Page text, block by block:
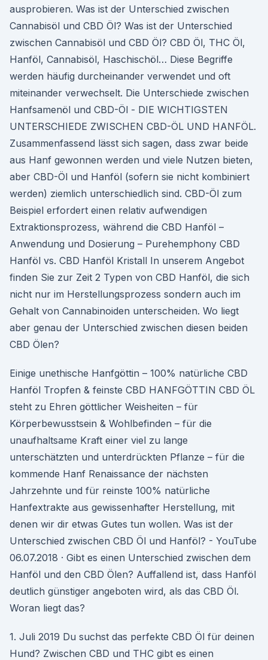
ausprobieren. Was ist der Unterschied zwischen
Cannabisöl und CBD Öl? Was ist der Unterschied
zwischen Cannabisöl und CBD Öl? CBD Öl, THC Öl,
Hanföl, Cannabisöl, Haschischöl… Diese Begriffe
werden häufig durcheinander verwendet und oft
miteinander verwechselt. Die Unterschiede zwischen
Hanfsamenöl und CBD-Öl - DIE WICHTIGSTEN
UNTERSCHIEDE ZWISCHEN CBD-ÖL UND HANFÖL.
Zusammenfassend lässt sich sagen, dass zwar beide
aus Hanf gewonnen werden und viele Nutzen bieten,
aber CBD-Öl und Hanföl (sofern sie nicht kombiniert
werden) ziemlich unterschiedlich sind. CBD-Öl zum
Beispiel erfordert einen relativ aufwendigen
Extraktionsprozess, während die CBD Hanföl –
Anwendung und Dosierung – Purehemphony CBD
Hanföl vs. CBD Hanföl Kristall In unserem Angebot
finden Sie zur Zeit 2 Typen von CBD Hanföl, die sich
nicht nur im Herstellungsprozess sondern auch im
Gehalt von Cannabinoiden unterscheiden. Wo liegt
aber genau der Unterschied zwischen diesen beiden
CBD Ölen?
Einige unethische Hanfgöttin – 100% natürliche CBD
Hanföl Tropfen & feinste CBD HANFGÖTTIN CBD ÖL
steht zu Ehren göttlicher Weisheiten – für
Körperbewusstsein & Wohlbefinden – für die
unaufhaltsame Kraft einer viel zu lange
unterschätzten und unterdrückten Pflanze – für die
kommende Hanf Renaissance der nächsten
Jahrzehnte und für reinste 100% natürliche
Hanfextrakte aus gewissenhafter Herstellung, mit
denen wir dir etwas Gutes tun wollen. Was ist der
Unterschied zwischen CBD Öl und Hanföl? - YouTube
06.07.2018 · Gibt es einen Unterschied zwischen dem
Hanföl und den CBD Ölen? Auffallend ist, dass Hanföl
deutlich günstiger angeboten wird, als das CBD Öl.
Woran liegt das?
1. Juli 2019 Du suchst das perfekte CBD Öl für deinen
Hund? Zwischen CBD und THC gibt es einen